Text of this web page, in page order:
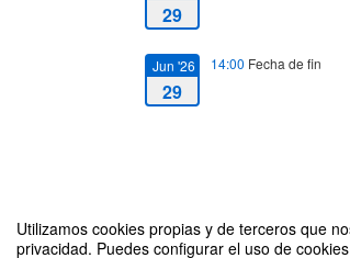
Utilizamos cookies propias y de terceros que
privacidad. Puedes configurar el uso de
29
Jun '26
29
14:00 Fecha de fin